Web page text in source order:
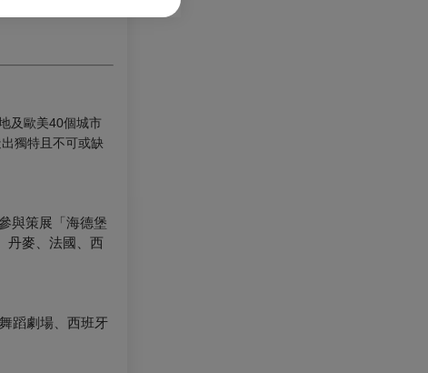
及歐美40個城市
獨特且不可或缺
與策展「海德堡
丹麥、法國、西
蹈劇場、西班牙